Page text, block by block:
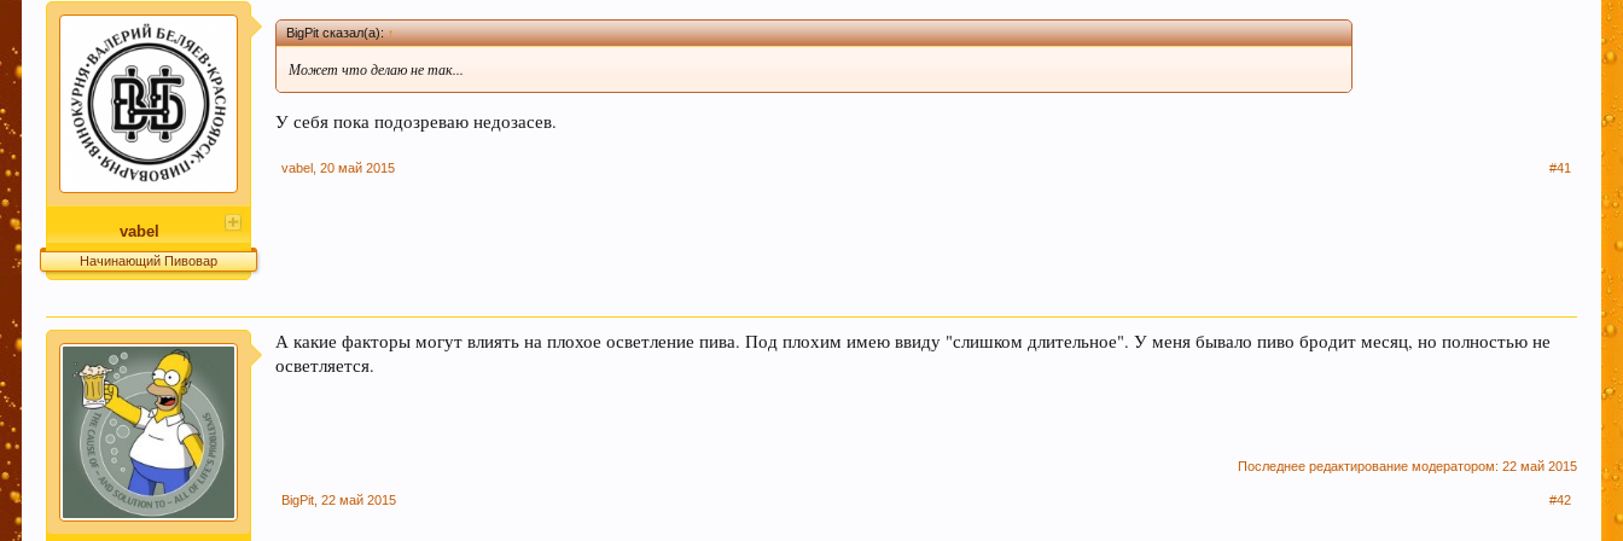
Если Вам нравится наш сайт, форум и интернет-магазин, пожалуйста, поделитесь ссылкой в соц сетях и в соц закладках. Тем самым нас станет больше
:) Спасибо!
Любое общение, которое не по-теме ПРОШУ переносить в
независимо от того, любит ли мужчина напитки этой марки, и даже при отсутствии алкоголя.
Пиво богато антиоксидантами, которые приходят из хмеля и солода, из которых оно состоит. Эти антиоксиданты предотвратят рак.
Пиво содержит витамин В, который помогает нам поддерживать здоровую кожу, нужный мышечный тонус, борется с заболеваниями сердечно-
vabel
Начинающий Пивовар
BigPit сказал(а):↑
Может что делаю не так...
У себя пока подозреваю недозасев.
vabel 20 май 2015 #41
А какие факторы могут влиять на плохое осветление пива. Под плохим имею ввиду "слишком длительное". У меня бывало пиво бродит месяц, но полностью не
осветляется.
Последнее редактирование модератором: 22 май 2015
BigPit 22 май 2015 #42